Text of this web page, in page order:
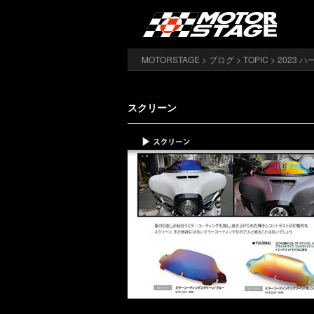
MOTORSTAGE > ブログ > TOPIC > 2023 ハ
スクリーン